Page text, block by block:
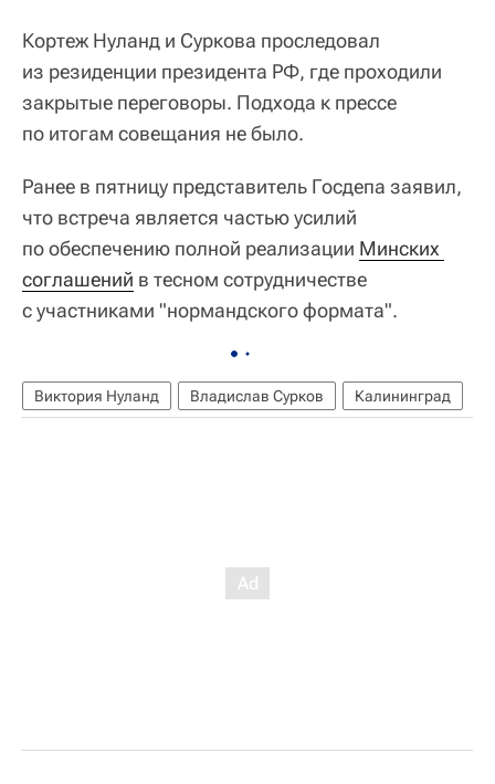
Кортеж Нуланд и Суркова проследовал
из резиденции президента РФ, где проходили
закрытые переговоры. Подхода к прессе
по итогам совещания не было.
Ранее в пятницу представитель Госдепа заявил,
что встреча является частью усилий
по обеспечению полной реализации Минских
соглашений в тесном сотрудничестве
с участниками "нормандского формата".
Виктория Нуланд Владислав Сурков Калининград